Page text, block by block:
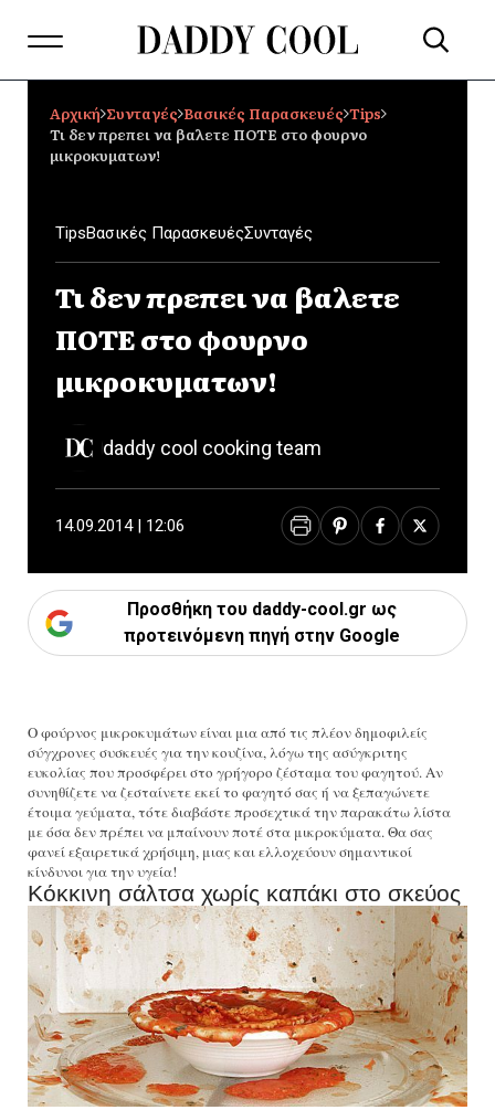
Αρχική Συνταγές Βασικές Παρασκευές Tips
Τι δεν πρεπει να βαλετε ΠΟΤΕ στο φουρνο
μικροκυματων!
TipsΒασικές ΠαρασκευέςΣυνταγές
Τι δεν πρεπει να βαλετε
ΠΟΤΕ στο φουρνο
μικροκυματων!
daddy cool cooking team
14.09.2014 | 12:06
Προσθήκη του daddy-cool.gr ως
προτεινόμενη πηγή στην Google
O φούρνος μικροκυμάτων είναι μια από τις πλέον δημοφιλείς
σύγχρονες συσκευές για την κουζίνα, λόγω της ασύγκριτης
ευκολίας που προσφέρει στο γρήγορο ζέσταμα του φαγητού. Αν
συνηθίζετε να ζεσταίνετε εκεί το φαγητό σας ή να ξεπαγώνετε
έτοιμα γεύματα, τότε διαβάστε προσεχτικά την παρακάτω λίστα
με όσα δεν πρέπει να μπαίνουν ποτέ στα μικροκύματα. Θα σας
φανεί εξαιρετικά χρήσιμη, μιας και ελλοχεύουν σημαντικοί
κίνδυνοι για την υγεία!
Κόκκινη σάλτσα χωρίς καπάκι στο σκεύος